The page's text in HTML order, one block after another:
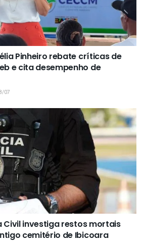
Pinheiro rebate críticas de
e cita desempenho de
07
investiga restos mortais
cemitério de Ibicoara